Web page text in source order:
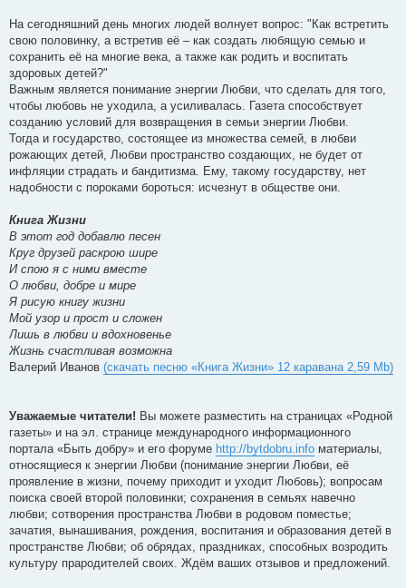
На сегодняшний день многих людей волнует вопрос: "Как встретить
свою половинку, а встретив её – как создать любящую семью и
сохранить её на многие века, а также как родить и воспитать
здоровых детей?"
Важным является понимание энергии Любви, что сделать для того,
чтобы любовь не уходила, а усиливалась. Газета способствует
созданию условий для возвращения в семьи энергии Любви.
Тогда и государство, состоящее из множества семей, в любви
рожающих детей, Любви пространство создающих, не будет от
инфляции страдать и бандитизма. Ему, такому государству, нет
надобности с пороками бороться: исчезнут в обществе они.
Книга Жизни
В этот год добавлю песен
Круг друзей раскрою шире
И спою я с ними вместе
О любви, добре и мире
Я рисую книгу жизни
Мой узор и прост и сложен
Лишь в любви и вдохновенье
Жизнь счастливая возможна
Валерий Иванов (скачать песню «Книга Жизни» 12 каравана 2,59 Mb)
Уважаемые читатели! Вы можете разместить на страницах «Родной
газеты» и на эл. странице международного информационного
портала «Быть добру» и его форуме http://bytdobru.info материалы,
относящиеся к энергии Любви (понимание энергии Любви, её
проявление в жизни, почему приходит и уходит Любовь); вопросам
поиска своей второй половинки; сохранения в семьях навечно
любви; сотворения пространства Любви в родовом поместье;
зачатия, вынашивания, рождения, воспитания и образования детей в
пространстве Любви; об обрядах, праздниках, способных возродить
культуру прародителей своих. Ждём ваших отзывов и предложений.